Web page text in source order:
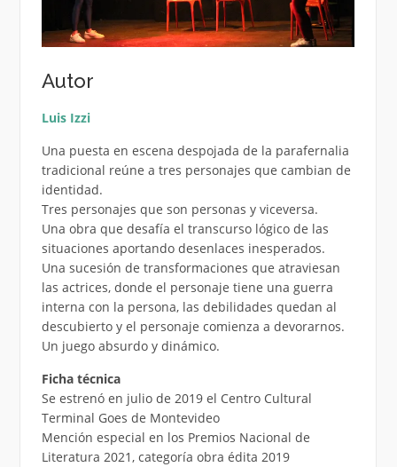
Autor
Luis Izzi
Una puesta en escena despojada de la parafernalia
tradicional reúne a tres personajes que cambian de
identidad.
Tres personajes que son personas y viceversa.
Una obra que desafía el transcurso lógico de las
situaciones aportando desenlaces inesperados.
Una sucesión de transformaciones que atraviesan
las actrices, donde el personaje tiene una guerra
interna con la persona, las debilidades quedan al
descubierto y el personaje comienza a devorarnos.
Un juego absurdo y dinámico.
Ficha técnica
Se estrenó en julio de 2019 el Centro Cultural
Terminal Goes de Montevideo
Mención especial en los Premios Nacional de
Literatura 2021, categoría obra édita 2019